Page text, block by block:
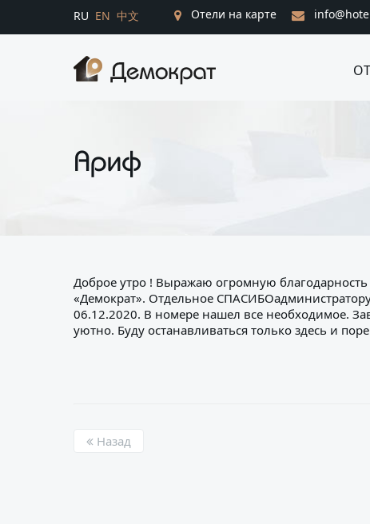
RU EN 中文 Отели на карте
Ариф
Доброе утро ! Выражаю огромную благодарность
«Демократ». Отдельное
06.12.2020. В номере нашел все необходимое.
уютно. Буду останавливаться только здесь и
Назад